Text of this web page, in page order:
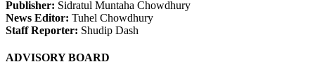
Publisher: Sidratul Muntaha Chowdhury
News Editor: Tuhel Chowdhury
Staff Reporter: Shudip Dash
ADVISORY BOARD